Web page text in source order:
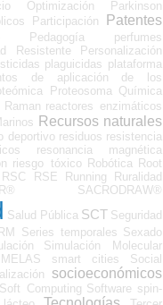
Optimización
Parkinson
Participación
Patentes
Pedagogía
perfumes
Resistente
Personalización
plaguicidas plataforma
de aplicación de los
Proteosoma Química
Raman reactores enzimáticos
Recursos naturales
deportivo residuos resistencia
resonancia magnética
riesgo tóxico Robótica Root
RSC RSE Running
Ruralidad
SACRODRAW®
Salud Pública SCT Seguridad
Series temporales Sexado
Simulación Molecular
smart cities
Social
socioeconómicos
Soft Computing Software spin-